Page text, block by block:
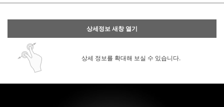
상세정보 새창 열기
상세 정보를 확대해 보실 수 있습니다.